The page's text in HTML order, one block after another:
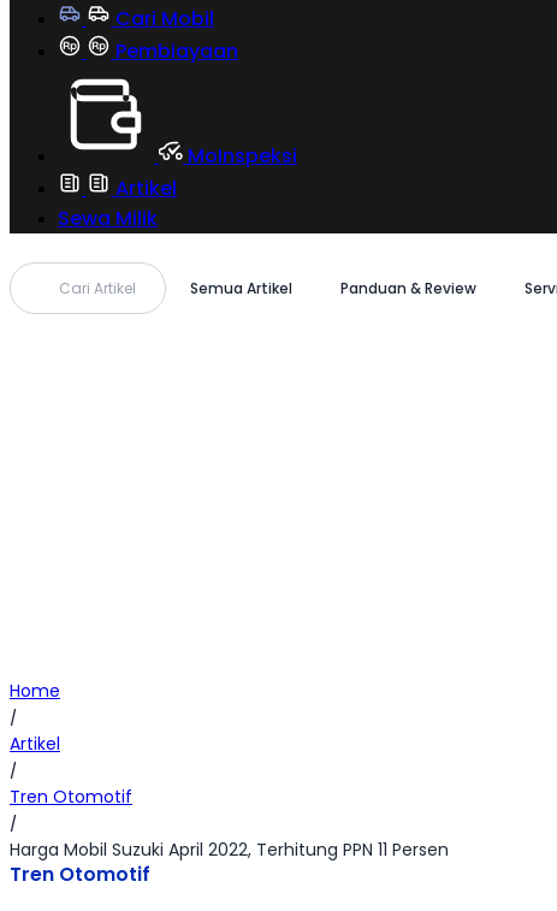
Cari Mobil
Pembiayaan
MoInspeksi
Artikel
Sewa Milik
Cari Artikel Semua Artikel Panduan & Review
Home
/
Artikel
/
Tren Otomotif
/
Harga Mobil Suzuki April 2022, Terhitung PPN 11 Persen
Tren Otomotif